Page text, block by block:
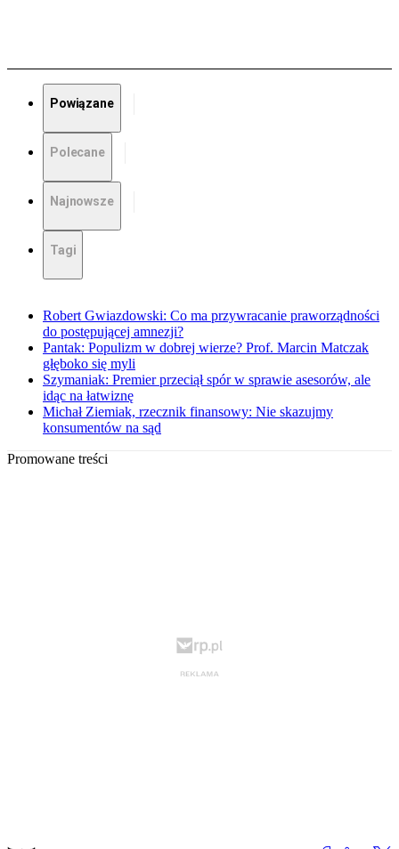
Powiązane
Polecane
Najnowsze
Tagi
Robert Gwiazdowski: Co ma przywracanie praworządności
do postępującej amnezji?
Pantak: Populizm w dobrej wierze? Prof. Marcin Matczak
głęboko się myli
Szymaniak: Premier przeciął spór w sprawie asesorów, ale
idąc na łatwiznę
Michał Ziemiak, rzecznik finansowy: Nie skazujmy
konsumentów na sąd
Promowane treści